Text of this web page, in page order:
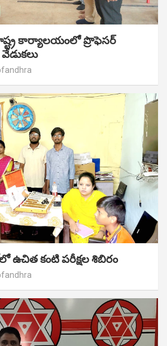
కార్యాలయంలో ప్రొఫెసర్
కంటి పరీక్షల శిబిరం